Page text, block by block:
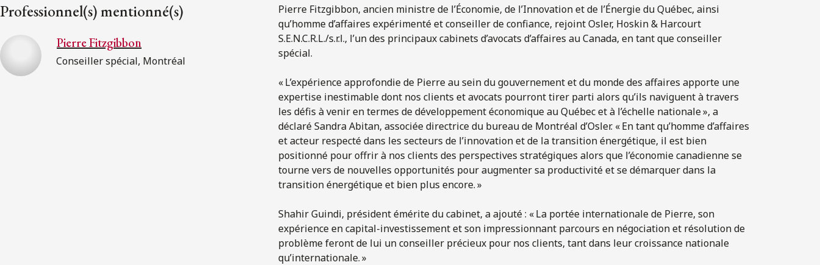
Professionnel(s) mentionné(s)
Pierre Fitzgibbon
Conseiller spécial, Montréal
Pierre Fitzgibbon, ancien ministre de l’Économie, de l’Innovation et de l’Énergie du Québec, ainsi
qu’homme d’affaires expérimenté et conseiller de confiance, rejoint Osler, Hoskin & Harcourt
S.E.N.C.R.L./s.r.l., l’un des principaux cabinets d’avocats d’affaires au Canada, en tant que conseiller
spécial.
« L’expérience approfondie de Pierre au sein du gouvernement et du monde des affaires apporte une
expertise inestimable dont nos clients et avocats pourront tirer parti alors qu’ils naviguent à travers
les défis à venir en termes de développement économique au Québec et à l’échelle nationale », a
déclaré Sandra Abitan, associée directrice du bureau de Montréal d’Osler. « En tant qu’homme d’affaires
et acteur respecté dans les secteurs de l’innovation et de la transition énergétique, il est bien
positionné pour offrir à nos clients des perspectives stratégiques alors que l’économie canadienne se
tourne vers de nouvelles opportunités pour augmenter sa productivité et se démarquer dans la
transition énergétique et bien plus encore. »
Shahir Guindi, président émérite du cabinet, a ajouté : « La portée internationale de Pierre, son
expérience en capital-investissement et son impressionnant parcours en négociation et résolution de
problème feront de lui un conseiller précieux pour nos clients, tant dans leur croissance nationale
qu’internationale. »